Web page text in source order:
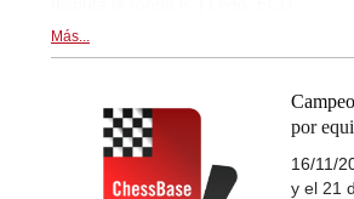
Más...
por
16/11/
y el 21